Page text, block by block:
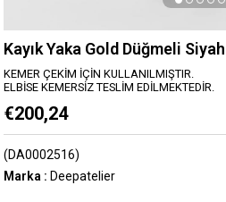
Kayık Yaka Gold Düğmeli
KEMER ÇEKİM İÇİN KULLANILMIŞTIR.
ELBİSE KEMERSİZ TESLİM EDİLMEKTEDİR.
€200,24
(DA0002516)
Marka : Deepatelier